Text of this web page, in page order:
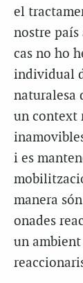
el
nostre
cas no ho
individual
naturalesa
un context
i es
manera
onades
un